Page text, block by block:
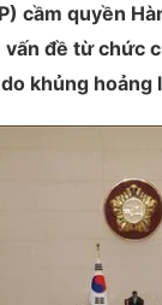
cầm quyền
đề từ chức
khủng